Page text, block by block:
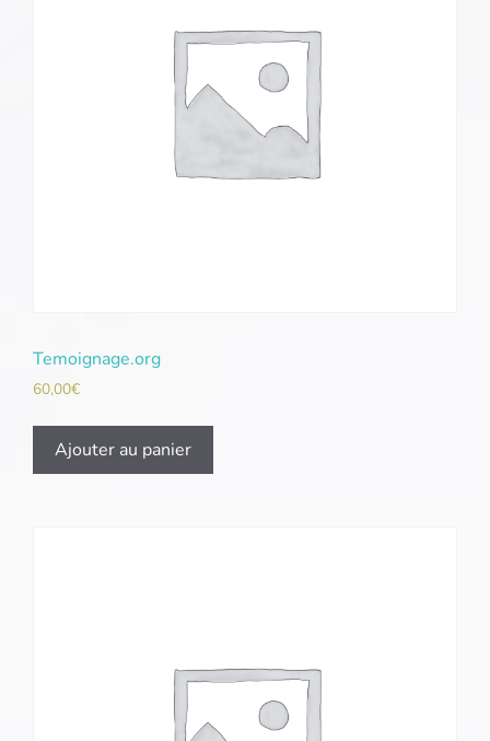
Temoignage.org
60,00€
Ajouter au panier